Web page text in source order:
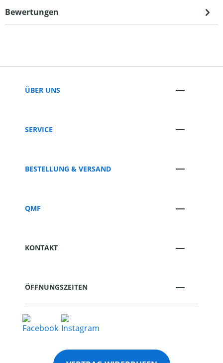
Bewertungen
ÜBER UNS
SERVICE
BESTELLUNG & VERSAND
QMF
KONTAKT
ÖFFNUNGSZEITEN